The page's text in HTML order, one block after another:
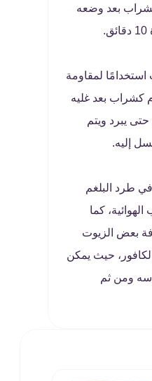
بعد وضعه
استخدامًا لمقاومة
كشراب بعد غليه
يبرد ويتم
إليه.
في طرد البلغم
كما
بعض الزيوت
حيث يمكن
ومن ثم